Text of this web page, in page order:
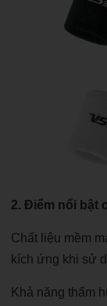
2. Điểm nổi bật
Chất liệu mềm
kích ứng khi sử
Khả năng thấm